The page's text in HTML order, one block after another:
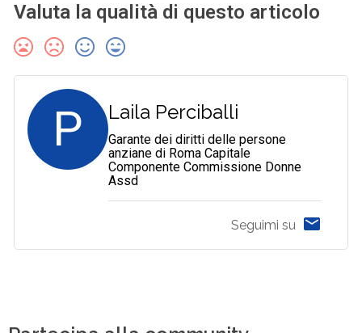
Valuta la qualità di questo articolo
P Laila Perciballi
Garante dei diritti delle persone
anziane di Roma Capitale
Componente Commissione Donne
Assd
Seguimi su